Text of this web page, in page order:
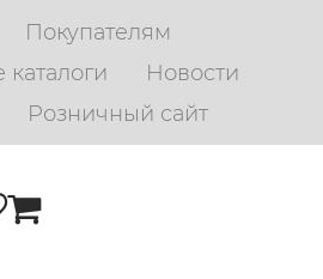
Покупателям
Новости
Розничный сайт